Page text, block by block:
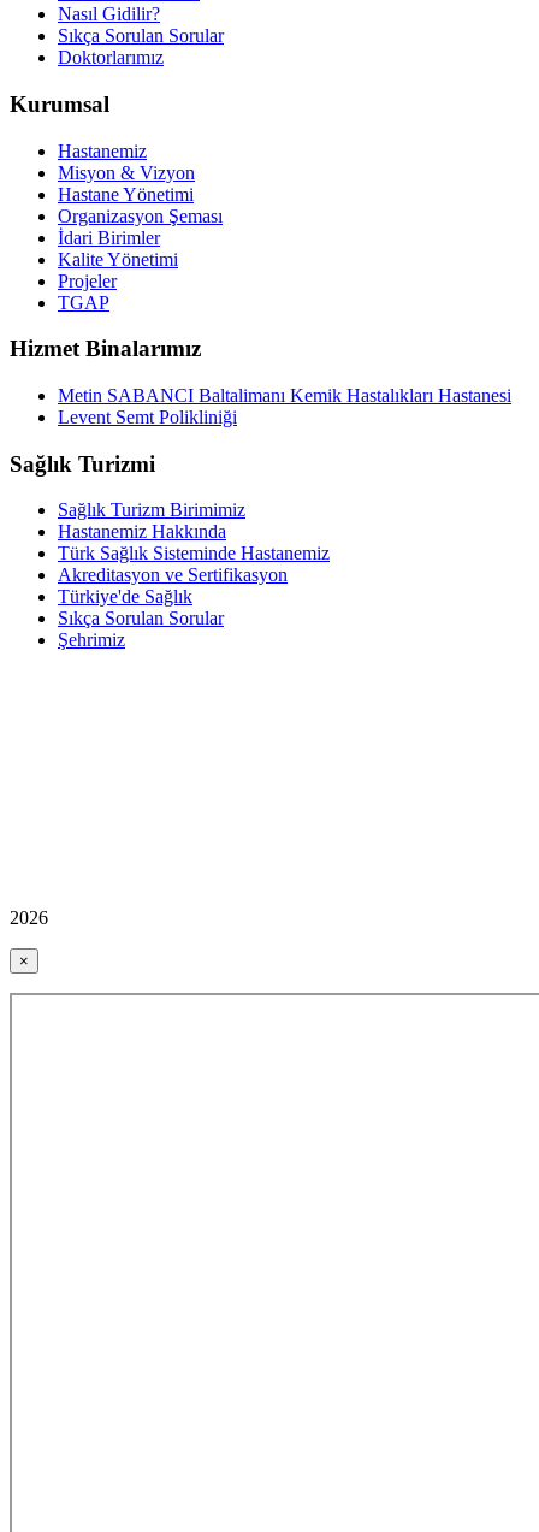
Nasıl Gidilir?
Sıkça Sorulan Sorular
Doktorlarımız
Kurumsal
Hastanemiz
Misyon & Vizyon
Hastane Yönetimi
Organizasyon Şeması
İdari Birimler
Kalite Yönetimi
Projeler
TGAP
Hizmet Binalarımız
Metin SABANCI Baltalimanı Kemik Hastalıkları Hastanesi
Levent Semt Polikliniği
Sağlık Turizmi
Sağlık Turizm Birimimiz
Hastanemiz Hakkında
Türk Sağlık Sisteminde Hastanemiz
Akreditasyon ve Sertifikasyon
Türkiye'de Sağlık
Sıkça Sorulan Sorular
Şehrimiz
2026
×